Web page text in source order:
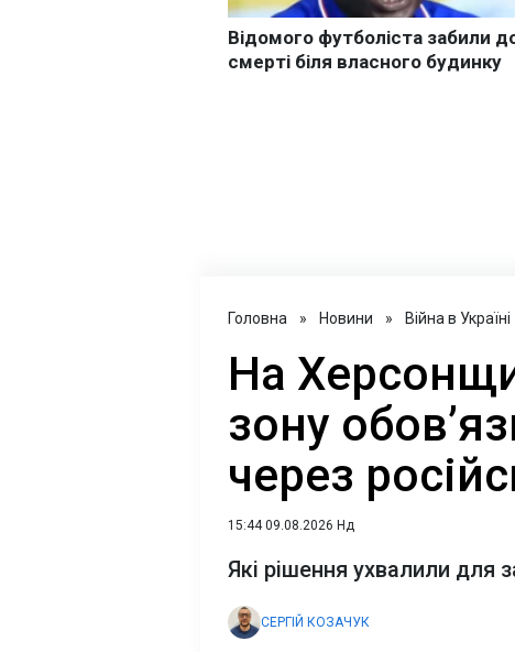
Головна » Новини » Війна в Україні
На
зону
через
15:44 09.08.2026 Нд
Які рішення ухвалили для
СЕРГІЙ КОЗАЧУК